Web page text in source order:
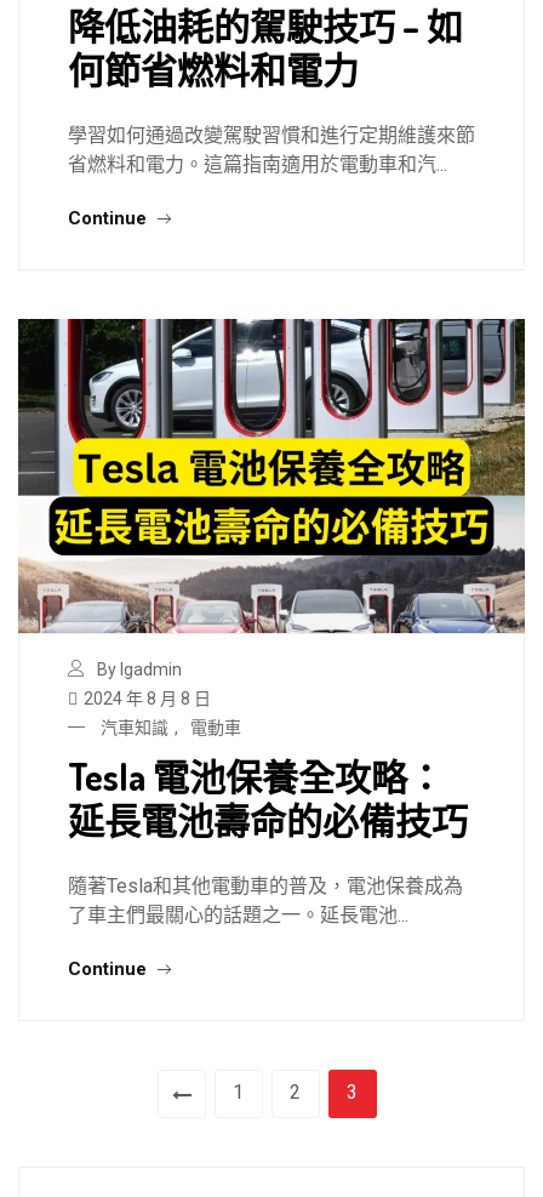
降低油耗的駕駛技巧 – 如
何節省燃料和電力
學習如何通過改變駕駛習慣和進行定期維護來節
省燃料和電力。這篇指南適用於電動車和汽...
Continue
By lgadmin
2024 年 8 月 8 日
汽車知識 , 電動車
Tesla 電池保養全攻略：
延長電池壽命的必備技巧
隨著Tesla和其他電動車的普及，電池保養成為
了車主們最關心的話題之一。延長電池...
Continue
1 2 3